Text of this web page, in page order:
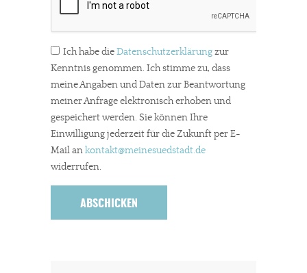
Ich habe dieDatenschutzerklärungzur
Kenntnis genommen. Ich stimme zu, dass
meine Angaben und Daten zur Beantwortung
meiner Anfrage elektronisch erhoben und
gespeichert werden. Sie können Ihre
Einwilligung jederzeit für die Zukunft per E-
Mail ankontakt@meinesuedstadt.de
widerrufen.